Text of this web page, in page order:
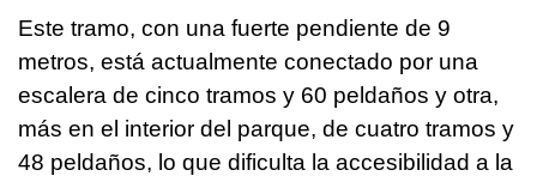
Este tramo, con una fuerte pendiente de 9
metros, está actualmente conectado por una
escalera de cinco tramos y 60 peldaños y otra,
más en el interior del parque, de cuatro tramos y
48 peldaños, lo que dificulta la accesibilidad a la